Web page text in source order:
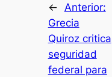
←
Anterior:
Grecia
Quiroz critica
seguridad
federal para